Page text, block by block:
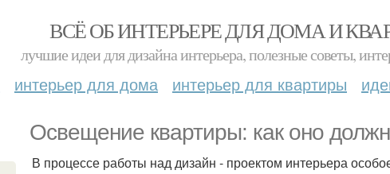
ВСЁ ОБ ИНТЕРЬЕРЕ ДЛЯ ДОМА И
лучшие идеи для дизайна интерьера, полезные советы,
интерьер для дома интерьер для квартиры
Освещение квартиры: как оно
В процессе работы над дизайн - проектом интерьера